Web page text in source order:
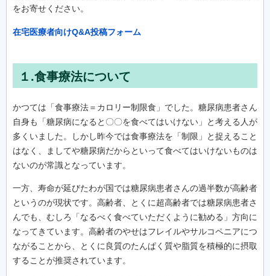
をお寄せください。
在宅医療者向けQ&A投稿フォーム
１.食事療法について
かつては「食事療法＝カロリー制限食」でした。糖尿病患者さん
自身も「糖尿病になると〇〇を食べてはいけない」と考える人が
多くいました。しかし昨今では食事療法を「制限」と捉えること
はなく、ましてや糖尿病だからといって食べてはいけないものは
ないのが常識となっています。
一方、寿命が延びたわが国では糖尿病患者さんの過半数が高齢者
というのが現状です。高齢者、とくに超高齢者では糖尿病患者さ
んでも、むしろ「なるべく食べていただくように勧める」方向に
なってきています。高齢者のやせはフレイルやサルコペニアにつ
ながることから、とくに良質のたんぱく質や脂質を積極的に摂取
することが推奨されています。